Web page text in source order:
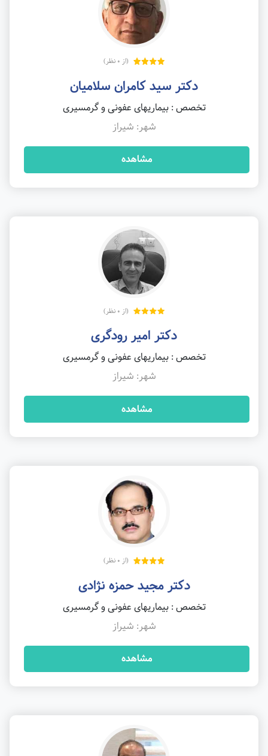
(از 0 نظر)
دکتر سید کامران سلامیان
تخصص : بیماریهای عفونی و گرمسیری
شهر: شیراز
مشاهده
(از 0 نظر)
دکتر امیر رودگری
تخصص : بیماریهای عفونی و گرمسیری
شهر: شیراز
مشاهده
(از 0 نظر)
دکتر مجید حمزه نژادی
تخصص : بیماریهای عفونی و گرمسیری
شهر: شیراز
مشاهده